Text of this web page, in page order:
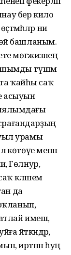
бер кило
ни
башланым.
мөғжизәнең
түшәм
ҡайһы саҡ
асыуын
урамы
көтөүе менән
Гөлнур,
кәләшем
да
атлай имеш,
әйткәндәр,
иртәнән һуң